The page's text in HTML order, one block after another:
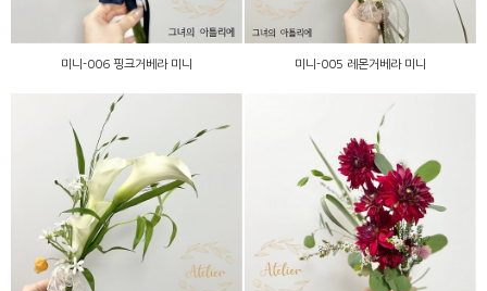
미니-006 핑크거베라 미니 미니-005 레몬거베라 미니
미니-004 화이트카라미니
미니-003 레드다알리아믹
스